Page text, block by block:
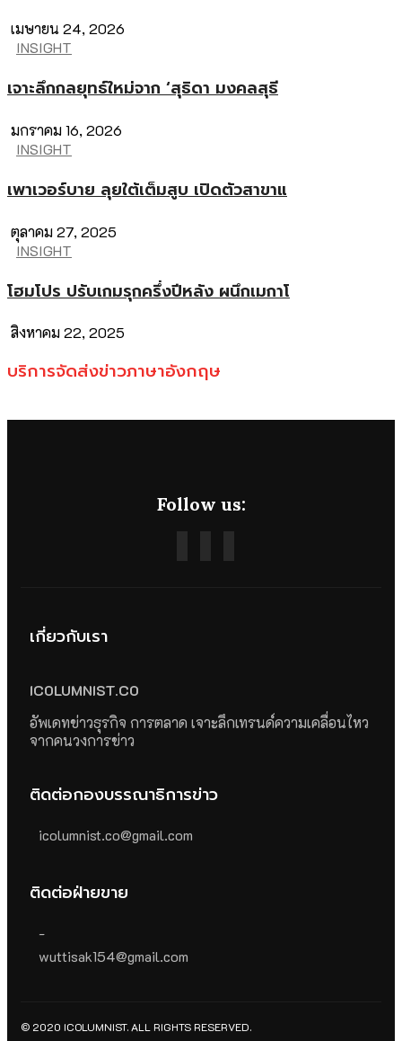
เมษายน 24, 2026
INSIGHT
เจาะลึกกลยุทธ์ใหม่จาก ‘สุธิดา มงคลสุธี
มกราคม 16, 2026
INSIGHT
เพาเวอร์บาย ลุยใต้เต็มสูบ เปิดตัวสาขาแ
ตุลาคม 27, 2025
INSIGHT
โฮมโปร ปรับเกมรุกครึ่งปีหลัง ผนึกเมกาโ
สิงหาคม 22, 2025
บริการจัดส่งข่าวภาษาอังกฤษ
Follow us:
เกี่ยวกับเรา
ICOLUMNIST.CO
อัพเดทข่าวธุรกิจ การตลาด เจาะลึกเทรนด์ความเคลื่อนไหว
จากคนวงการข่าว
ติดต่อกองบรรณาธิการข่าว
icolumnist.co@gmail.com
ติดต่อฝ่ายขาย
-
wuttisak154@gmail.com
© 2020 ICOLUMNIST. ALL RIGHTS RESERVED.